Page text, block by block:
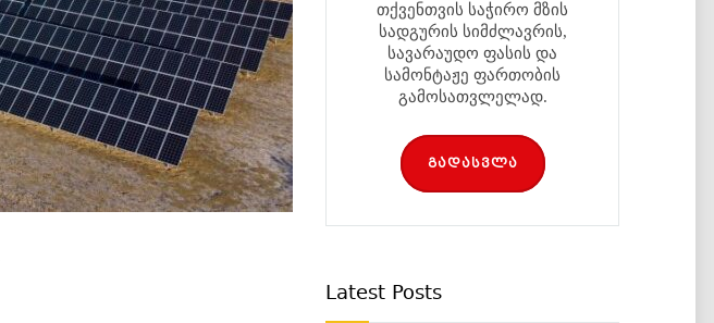
თქვენთვის საჭირო მზის
სადგურის სიმძლავრის,
სავარაუდო ფასის და
სამონტაჟე ფართობის
გამოსათვლელად.
გადასვლა
Latest Posts